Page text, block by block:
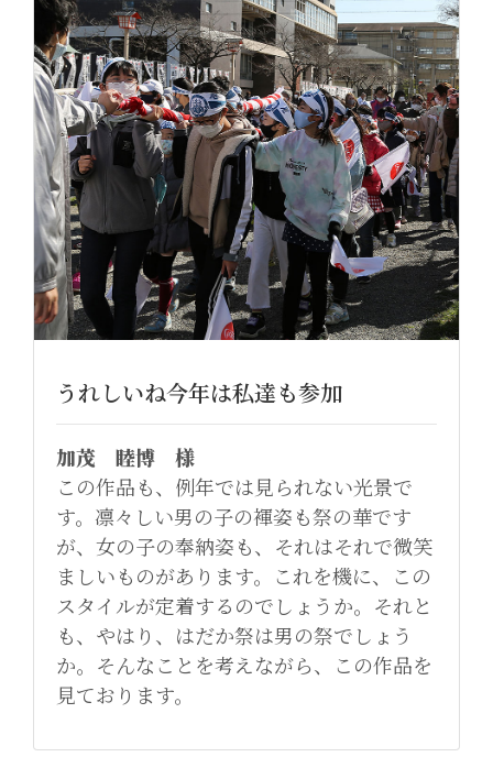
うれしいね今年は私達も参加
加茂 睦博 様
この作品も、例年では見られない光景で
す。凛々しい男の子の褌姿も祭の華です
が、女の子の奉納姿も、それはそれで微笑
ましいものがあります。これを機に、この
スタイルが定着するのでしょうか。それと
も、やはり、はだか祭は男の祭でしょう
か。そんなことを考えながら、この作品を
見ております。